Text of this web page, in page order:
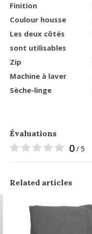
Finition
Coulour housse
Les deux côtés
sont utilisables
Zip
Machine à laver
Sèche-linge
Évaluations
0 / 5
Related articles